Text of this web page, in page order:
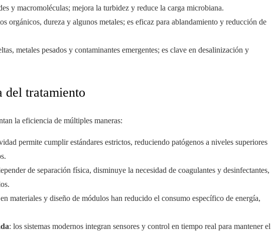
y macromoléculas; mejora la turbidez y reduce la carga microbiana.
orgánicos, dureza y algunos metales; es eficaz para ablandamiento y reducción de
metales pesados y contaminantes emergentes; es clave en desalinización y
del tratamiento
la eficiencia de múltiples maneras:
permite cumplir estándares estrictos, reduciendo patógenos a niveles superiores
de separación física, disminuye la necesidad de coagulantes y desinfectantes,
materiales y diseño de módulos han reducido el consumo específico de energía,
: los sistemas modernos integran sensores y control en tiempo real para mantener el